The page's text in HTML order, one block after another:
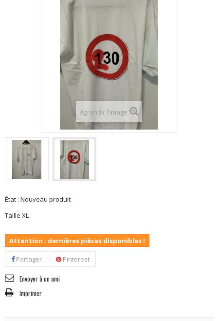
Agrandir l'image
État : Nouveau produit
Taille XL
Attention : dernières pièces disponibles !
Partager Pinterest
Envoyer à un ami
Imprimer